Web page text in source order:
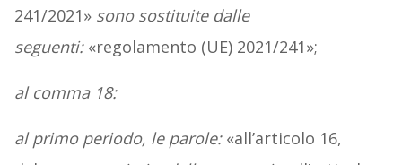
241/2021» sono sostituite dalle
seguenti:«regolamento (UE) 2021/241»;
al comma 18:
al primo periodo, le parole:«all’articolo 16,